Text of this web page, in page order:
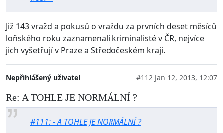
Již 143 vražd a pokusů o vraždu za prvních deset měsíců
loňského roku zaznamenali kriminalisté v ČR, nejvíce
jich vyšetřují v Praze a Středočeském kraji.
Nepřihlášený uživatel #112 Jan 12, 2013, 12:07
Re: A TOHLE JE NORMÁLNÍ ?
#111: - A TOHLE JE NORMÁLNÍ ?